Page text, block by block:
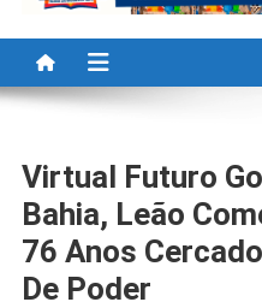
Virtual Futuro
Bahia, Leão
76 Anos
De Poder